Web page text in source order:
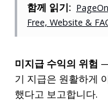
함께 읽기:
Free, Website &
미지급 수익의 위험
기 지급은 원활하게
했다고 보고합니다.